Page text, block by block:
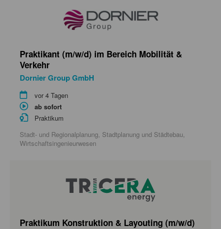
Praktikant (m/w/d) im Bereich Mobilität &
Verkehr
Dornier Group GmbH
vor 4 Tagen
ab sofort
Praktikum
Stadt- und Regionalplanung, Stadtplanung und Städtebau,
Wirtschaftsingenieurwesen
Praktikum Konstruktion & Layouting (m/w/d)